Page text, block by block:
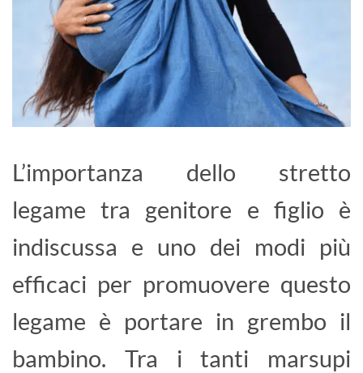
L’importanza dello stretto
legame tra genitore e figlio è
indiscussa e uno dei modi più
efficaci per promuovere questo
legame è portare in grembo il
bambino. Tra i tanti marsupi